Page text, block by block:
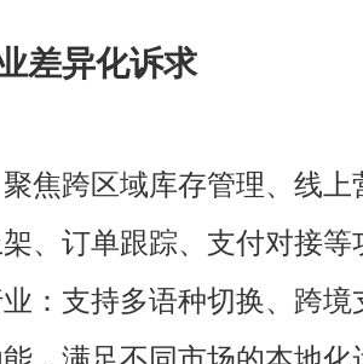
差异化诉求
焦跨区域库存管理、线
、订单跟踪、支付对接
：支持多语种切换、跨